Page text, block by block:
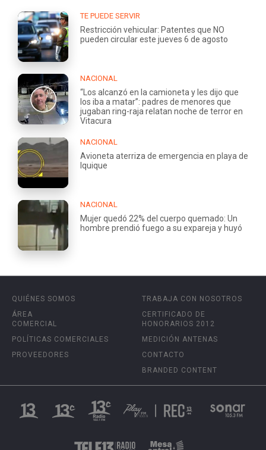
TE PUEDE SERVIR
Restricción vehicular: Patentes que NO
pueden circular este jueves 6 de agosto
NACIONAL
“Los alcanzó en la camioneta y les dijo que
los iba a matar”: padres de menores que
jugaban ring-raja relatan noche de terror en
Vitacura
NACIONAL
Avioneta aterriza de emergencia en playa de
Iquique
NACIONAL
Mujer quedó 22% del cuerpo quemado: Un
hombre prendió fuego a su expareja y huyó
QUIÉNES SOMOS
ÁREA
COMERCIAL
POLÍTICAS COMERCIALES
PROVEEDORES
TRABAJA CON NOSOTROS
CERTIFICADO DE
HONORARIOS 2012
MEDICIÓN ANTENAS
CONTACTO
BRANDED CONTENT